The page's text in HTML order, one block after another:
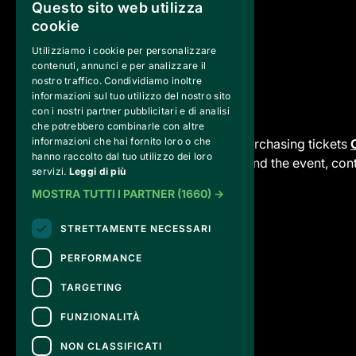
CONTACTS
For information and support in purchasing tickets
For information on the program and the event,
Accessibility statement
Questo sito web utilizza
cookie
Utilizziamo i cookie per personalizzare
contenuti, annunci e per analizzare il
nostro traffico. Condividiamo inoltre
informazioni sul tuo utilizzo del nostro sito
con i nostri partner pubblicitari e di analisi
che potrebbero combinarle con altre
informazioni che hai fornito loro o che
hanno raccolto dal tuo utilizzo dei loro
servizi. Leggi di più
MOSTRA TUTTI I PARTNER (1660) →
STRETTAMENTE NECESSARI
PERFORMANCE
TARGETING
FUNZIONALITÀ
NON CLASSIFICATI